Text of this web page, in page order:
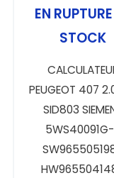
EN
STOCK
PEUGEOT 407
SID803